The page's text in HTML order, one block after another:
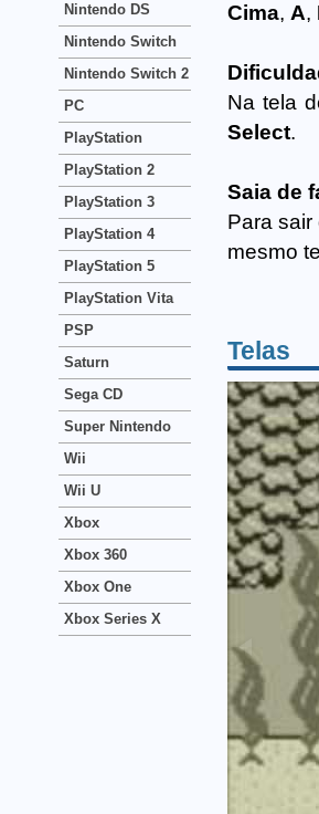
Cima, A,
Na tela
Select.
Saia de
Para
mesmo
Telas
Nintendo DS
Nintendo Switch
Nintendo Switch 2
PC
PlayStation
PlayStation 2
PlayStation 3
PlayStation 4
PlayStation 5
PlayStation Vita
PSP
Saturn
Sega CD
Super Nintendo
Wii
Wii U
Xbox
Xbox 360
Xbox One
Xbox Series X